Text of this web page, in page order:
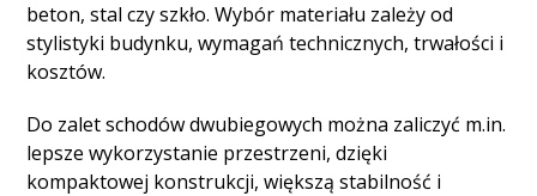
beton, stal czy szkło. Wybór materiału zależy od
stylistyki budynku, wymagań technicznych, trwałości i
kosztów.
Do zalet schodów dwubiegowych można zaliczyć m.in.
lepsze wykorzystanie przestrzeni, dzięki
kompaktowej konstrukcji, większą stabilność i